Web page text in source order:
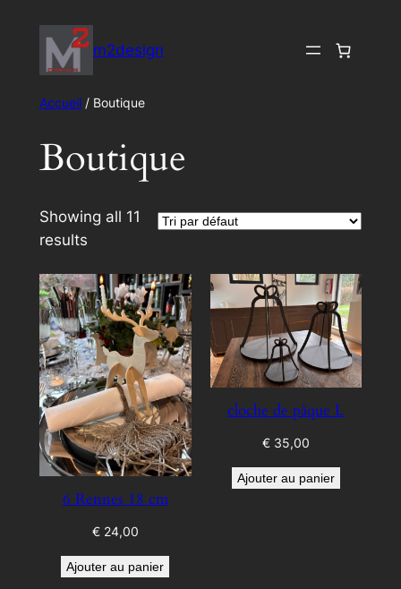
contenu
m2design
Accueil/ Boutique
Boutique
Showing all 11
results
6 Rennes 18 cm
€24,00
Ajouter au panier
cloche de pâque L
€35,00
Ajouter au panier